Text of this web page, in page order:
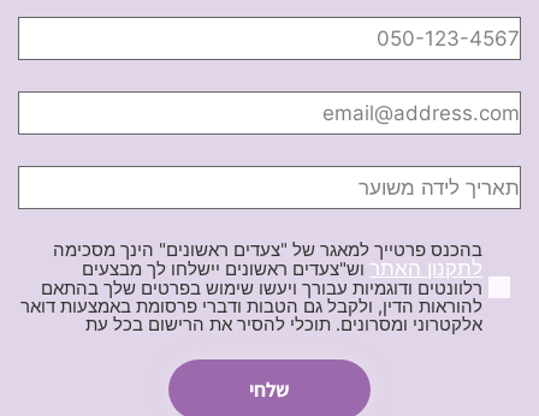
בהכנס פרטייך למאגר של "צעדים ראשונים" הינך מסכימה
לתקנון האתר וש"צעדים ראשונים יישלחו לך מבצעים
רלוונטים ודוגמיות עבורך ויעשו שימוש בפרטים שלך בהתאם
להוראות הדין, ולקבל גם הטבות ודברי פרסומת באמצעות דואר
אלקטרוני ומסרונים. תוכלי להסיר את הרישום בכל עת